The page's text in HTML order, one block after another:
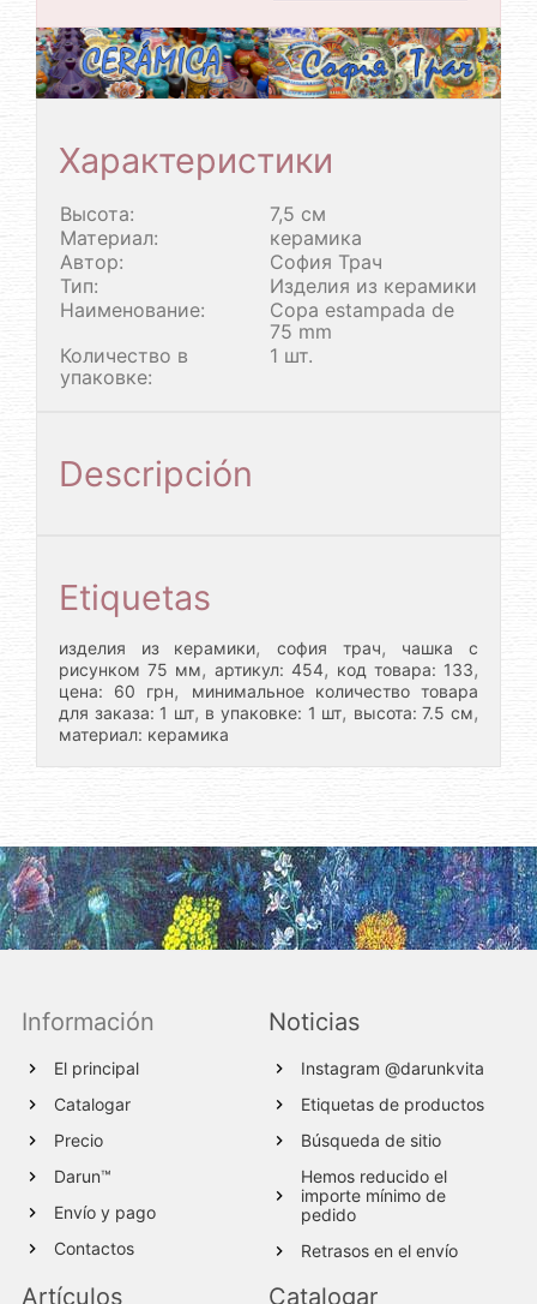
Характеристики
Высота:
7,5 см
Материал:
керамика
Автор:
София Трач
Тип:
Изделия из керамики
Наименование:
Copa estampada de
75 mm
Количество в
упаковке:
1 шт.
Descripción
Etiquetas
изделия из керамики,софия трач,
чашка с
рисунком 75 мм, артикул: 454, код товара: 133,
цена: 60 грн,
минимальное количество товара
для заказа: 1 шт, в упаковке: 1 шт, высота: 7.5 см,
материал: керамика
Información
El principal
Catalogar
Precio
Darun™
Envío y pago
Contactos
Noticias
Instagram @darunkvita
Etiquetas de productos
Búsqueda de sitio
Hemos reducido el
importe mínimo de
pedido
Retrasos en el envío
Artículos Catalogar